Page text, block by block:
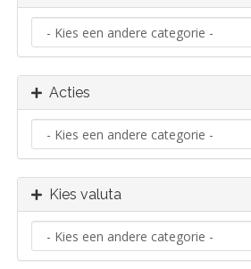
Acties
Kies valuta